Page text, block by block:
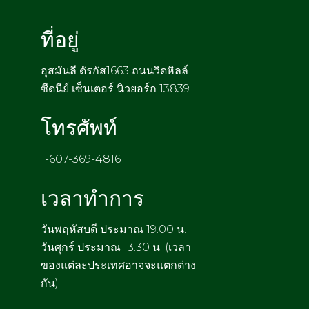
ที่อยู่
อุสมันลี ดัรกัส1663 ถนนวิดหิลล์
ซีดนีย์ เซ็นเตอร์ นิวยอร์ก 13839
โทรศัพท์
1-607-369-4816
เวลาทำการ
วันพฤหัสบดี ประมาณ 19.00 น.
วันศุกร์ ประมาณ 13.30 น. (เวลา
ของแต่ละประเทศอาจจะแตกต่าง
กัน)